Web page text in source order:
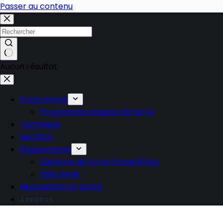
Passer au contenu
Aucun résultat
Programme
Programme soulevé de terre
Technique
Nutrition
Équipements
Ceinture de Force Powerlifting
Gilet lesté
Musculation et Santé
À PROPOS